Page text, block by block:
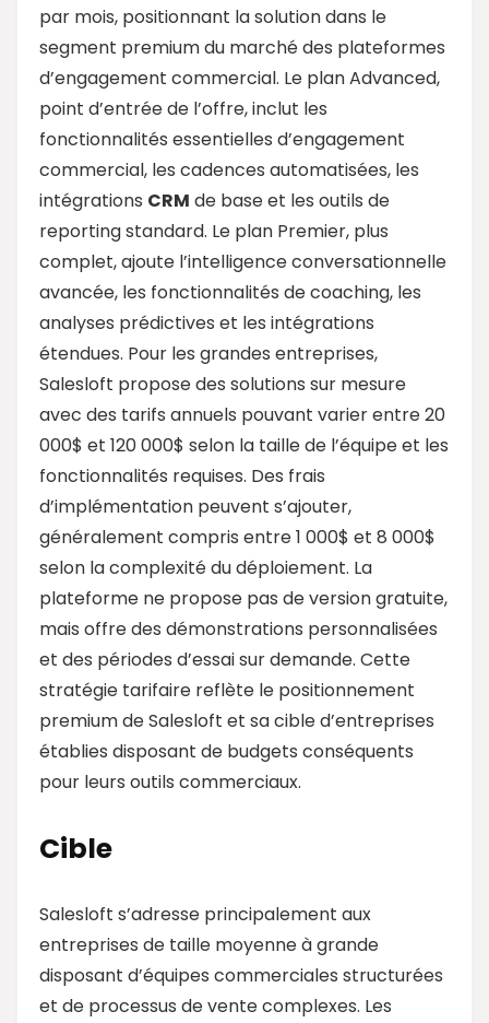
par mois, positionnant la solution dans le
segment premium du marché des plateformes
d’engagement commercial. Le plan Advanced,
point d’entrée de l’offre, inclut les
fonctionnalités essentielles d’engagement
commercial, les cadences automatisées, les
intégrations CRM de base et les outils de
reporting standard. Le plan Premier, plus
complet, ajoute l’intelligence conversationnelle
avancée, les fonctionnalités de coaching, les
analyses prédictives et les intégrations
étendues. Pour les grandes entreprises,
Salesloft propose des solutions sur mesure
avec des tarifs annuels pouvant varier entre 20
000$ et 120 000$ selon la taille de l’équipe et les
fonctionnalités requises. Des frais
d’implémentation peuvent s’ajouter,
généralement compris entre 1 000$ et 8 000$
selon la complexité du déploiement. La
plateforme ne propose pas de version gratuite,
mais offre des démonstrations personnalisées
et des périodes d’essai sur demande. Cette
stratégie tarifaire reflète le positionnement
premium de Salesloft et sa cible d’entreprises
établies disposant de budgets conséquents
pour leurs outils commerciaux.
Cible
Salesloft s’adresse principalement aux
entreprises de taille moyenne à grande
disposant d’équipes commerciales structurées
et de processus de vente complexes. Les